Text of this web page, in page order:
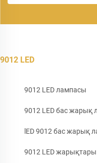
9012 LED
9012 LED лампасы
9012 LED бас жарық
lED 9012 бас жарық
9012 LED жарықтары